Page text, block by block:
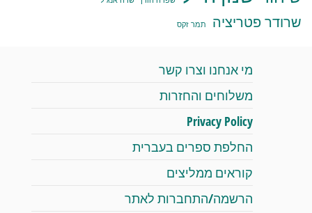
שרודר פטריציה תמר זקס
מי אנחנו וצרו קשר
משלוחים והחזרות
Privacy Policy
החלפת ספרים בעברית
קוראים ממליצים
הרשמה/התחברות לאתר